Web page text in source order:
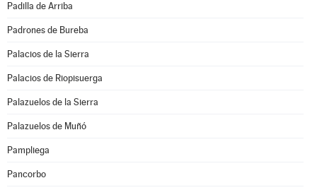
Padilla de Arriba
Padrones de Bureba
Palacios de la Sierra
Palacios de Riopisuerga
Palazuelos de la Sierra
Palazuelos de Muñó
Pampliega
Pancorbo